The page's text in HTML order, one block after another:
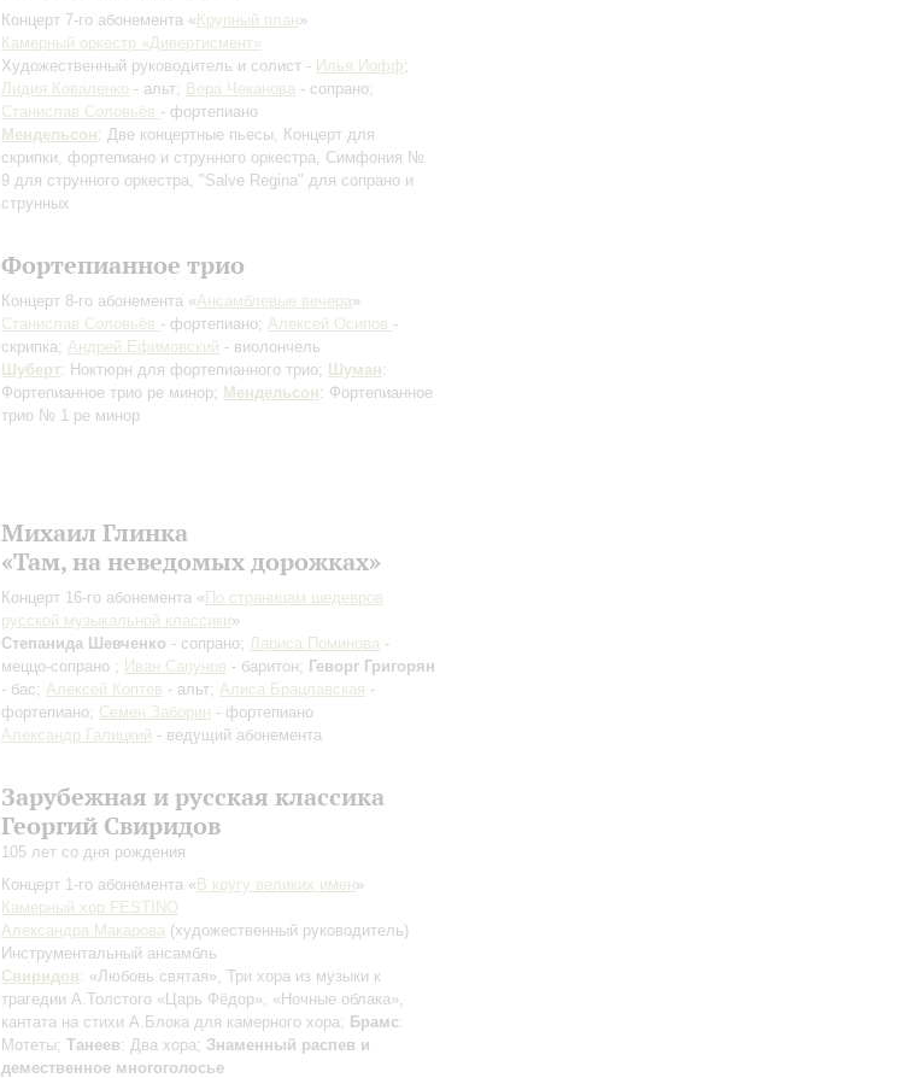
Концерт 7-го абонемента « Крупный план»
Камерный оркестр «Дивертисмент»
Художественный руководитель и солист - Илья Иофф;
Лидия Коваленко - альт; Вера Чеканова - сопрано;
Станислав Соловьёв - фортепиано
Мендельсон: Две концертные пьесы, Концерт для
скрипки, фортепиано и струнного оркестра, Симфония №
9 для струнного оркестра, "Salve Regina" для сопрано и
струнных
Фортепианное трио
Концерт 8-го абонемента «Ансамблевые вечера»
Станислав Соловьёв - фортепиано; Алексей Осипов -
скрипка; Андрей Ефимовский - виолончель
Шуберт: Ноктюрн для фортепианного трио; Шуман:
Фортепианное трио ре минор; Мендельсон: Фортепианное
трио № 1 ре минор
Михаил Глинка
«Там, на неведомых дорожках»
Концерт 16-го абонемента « По страницам шедевров
русской музыкальной классики»
Степанида Шевченко - сопрано; Лариса Поминова -
меццо-сопрано ; Иван Сапунов - баритон; Геворг Григорян
- бас; Алексей Коптев - альт; Алиса Брацлавская -
фортепиано; Семен Заборин - фортепиано
Александр Галицкий - ведущий абонемента
Зарубежная и русская классика
Георгий Свиридов
105 лет со дня рождения
Концерт 1-го абонемента « В кругу великих имен»
Камерный хор FESTINO
Александра Макарова (художественный руководитель)
Инструментальный ансамбль
Свиридов: «Любовь святая», Три хора из музыки к
трагедии А.Толстого «Царь Фёдор», «Ночные облака»,
кантата на стихи А.Блока для камерного хора; Брамс:
Мотеты; Танеев: Два хора; Знаменный распев и
демественное многоголосье